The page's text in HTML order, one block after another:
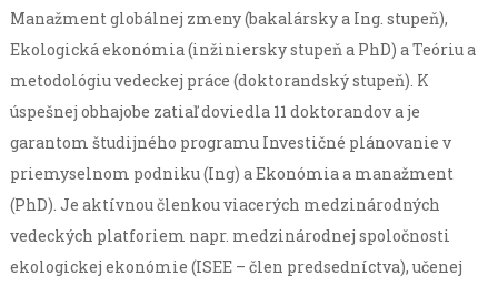
Manažment globálnej zmeny (bakalársky a Ing. stupeň),
Ekologická ekonómia (inžiniersky stupeň a PhD) a Teóriu a
metodológiu vedeckej práce (doktorandský stupeň). K
úspešnej obhajobe zatiaľ doviedla 11 doktorandov a je
garantom študijného programu Investičné plánovanie v
priemyselnom podniku (Ing) a Ekonómia a manažment
(PhD). Je aktívnou členkou viacerých medzinárodných
vedeckých platforiem napr. medzinárodnej spoločnosti
ekologickej ekonómie (ISEE – člen predsedníctva), učenej